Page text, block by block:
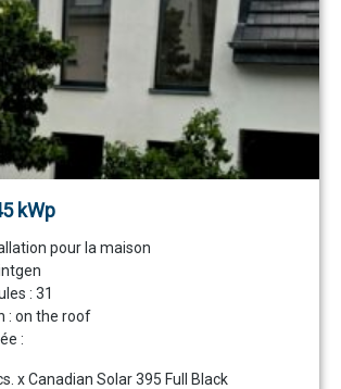
kWp
pour la maison
: 31
: on the roof
:
x Canadian Solar 395 Full Black